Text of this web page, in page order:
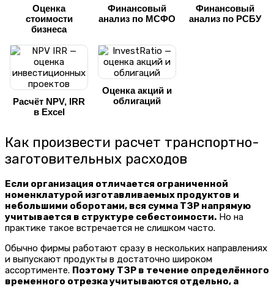
Оценка
стоимости
бизнеса
Финансовый
анализ по МСФО
Финансовый
анализ по РСБУ
Расчёт NPV, IRR
в Excel
Оценка акций и
облигаций
Как произвести расчет транспортно-
заготовительных расходов
Если организация отличается ограниченной
номенклатурой изготавливаемых продуктов и
небольшими оборотами, вся сумма ТЗР напрямую
учитывается в структуре себестоимости. Но на
практике такое встречается не слишком часто.
Обычно фирмы работают сразу в нескольких направлениях
и выпускают продукты в достаточно широком
ассортименте. Поэтому ТЗР в течение определённого
временного отрезка учитываются отдельно, а